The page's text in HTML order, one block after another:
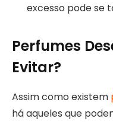
excesso pode se
Perfumes
Evitar?
Assim como existem
há aqueles que